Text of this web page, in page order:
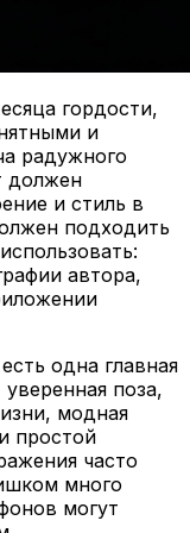
гордости,
и
радужного
должен
и стиль в
подходить
автора,
одна главная
поза,
модная
простой
часто
много
могут